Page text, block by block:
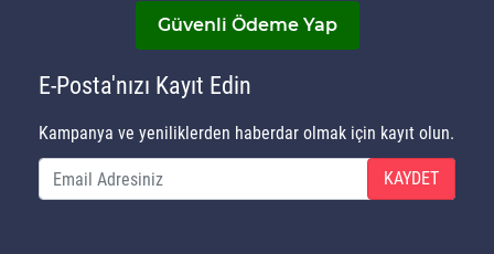
Güvenli Ödeme Yap
E-Posta'nızı Kayıt Edin
Kampanya ve yeniliklerden haberdar olmak için kayıt olun.
KAYDET